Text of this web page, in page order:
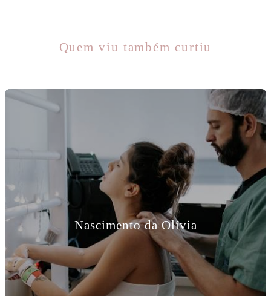
Quem viu também curtiu
Nascimento da Olívia